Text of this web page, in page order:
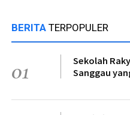
BERITA TERPOPULER
01
Sekolah
Sanggau